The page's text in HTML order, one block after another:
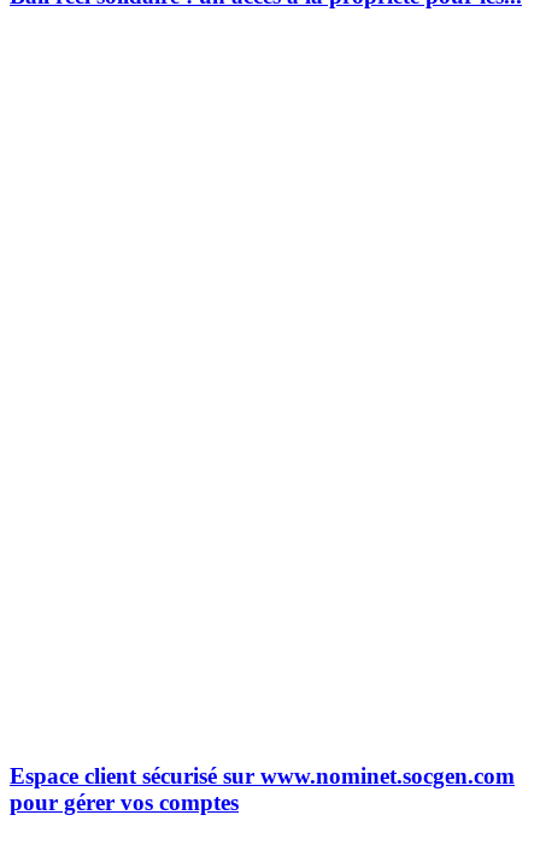
Espace client sécurisé sur www.nominet.socgen.com
pour gérer vos comptes